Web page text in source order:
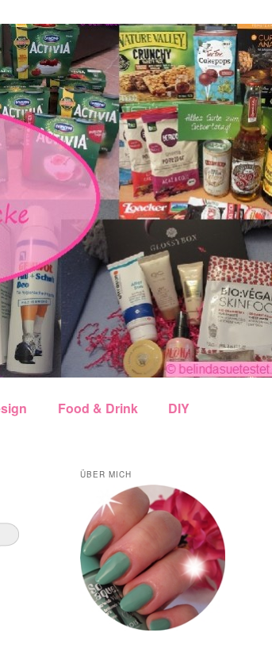
Food & Drink DIY
ÜBER MICH